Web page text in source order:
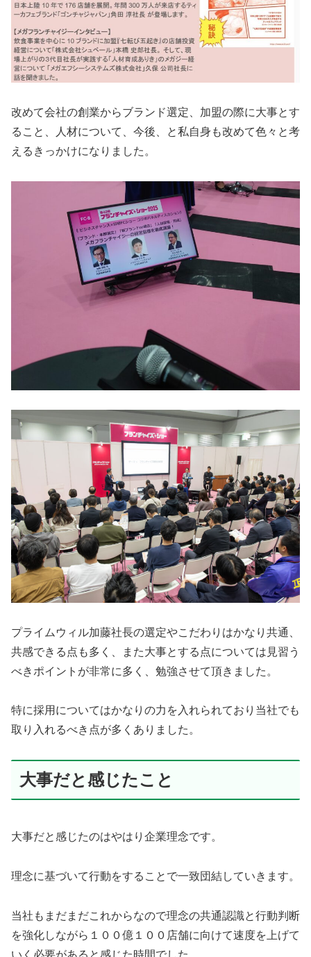
改めて会社の創業からブランド選定、加盟の際に大事とす
ること、人材について、今後、と私自身も改めて色々と考
えるきっかけになりました。
プライムウィル加藤社長の選定やこだわりはかなり共通、
共感できる点も多く、また大事とする点については見習う
べきポイントが非常に多く、勉強させて頂きました。
特に採用についてはかなりの力を入れられており当社でも
取り入れるべき点が多くありました。
大事だと感じたこと
大事だと感じたのはやはり企業理念です。
理念に基づいて行動をすることで一致団結していきます。
当社もまだまだこれからなので理念の共通認識と行動判断
を強化しながら１００億１００店舗に向けて速度を上げて
いく必要があると感じた時間でした。